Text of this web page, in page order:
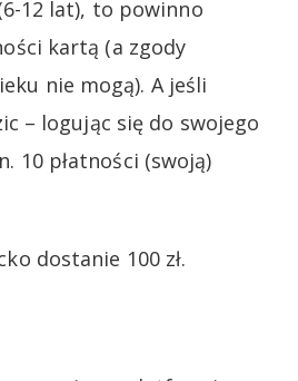
12 lat), to powinno
kartą (a zgody
nie mogą). A jeśli
– logując się do swojego
10 płatności (swoją)
dostanie 100 zł.